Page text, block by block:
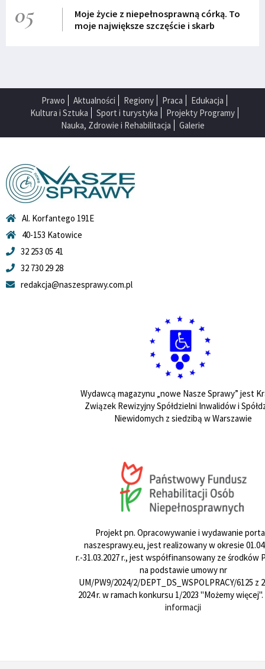
05
Moje życie z niepełnosprawną córką. To
moje największe szczęście i skarb
Prawo Aktualności Regiony Praca
Edukacja
Kultura i Sztuka
Sport i turystyka
Projekty Programy
Nauka, Zdrowie i Rehabilitacja
Galerie
Al. Korfantego 191E
40-153 Katowice
32 253 05 41
32 730 29 28
redakcja@naszesprawy.com.pl
Wydawcą magazynu „nowe Nasze Sprawy” jest
Związek Rewizyjny Spółdzielni Inwalidów i
Niewidomych z siedzibą w Warszawie
Projekt pn. Opracowywanie i wydawanie
naszesprawy.eu, jest realizowany w okresie
r.-31.03.2027 r., jest współfinansowany ze środków
na podstawie umowy nr
UM/PW9/2024/2/DEPT_DS_WSPOLPRACY/6125 z
2024 r. w ramach konkursu 1/2023 "Możemy więcej".
informacji